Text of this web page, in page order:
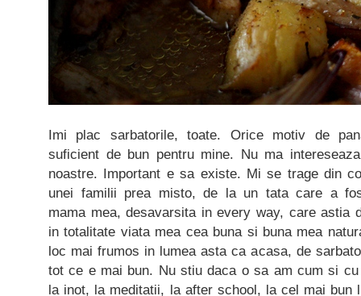
Imi plac sarbatorile, toate. Orice motiv de
suficient de bun pentru mine. Nu ma
noastre. Important e sa existe. Mi se trage din
unei familii prea misto, de la un tata care a
mama mea, desavarsita in every way, care astia
in totalitate viata mea cea buna si buna mea
loc mai frumos in lumea asta ca acasa, de
tot ce e mai bun. Nu stiu daca o sa am cum si
la inot, la meditatii, la after school, la cel mai bun